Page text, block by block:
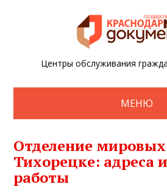
Центры обслуживания
МЕНЮ
Отделение мировых
Тихорецке: адреса
работы